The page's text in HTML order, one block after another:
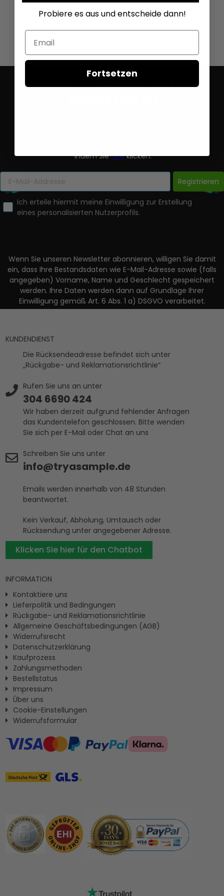
NICHT AUF LAGER
MELDEN SIE SICH FÜR UNSEREN
indem SieHIERklicken.
Registrieren
Ich erteile hiermit meine Einwilligung zur Erstellung
eines personalisierten Nutzerprofils.
Wenn Sie unseren Newsletter abonnieren, willigen Sie damit
ein, dass Ihre Bestandsdaten wie E-Mail-Adresse sowie (falls
angegeben) Vorname, Name und Geschlecht gespeichert
werden. Ihre Daten werden dann auf Grundlage Ihrer
Einwilligung gemäß Art. 6 Abs. 1 a) DSGVO verarbeitet.
KUNDENDIENST
Die Rücksendeadresse befindet sich unter
„Rückgabe- und Reklamationsrichtlinie“
Rufen Sie uns an unter
304 6690 424
Wir haben derzeit aufgrund fehlender Anfragen
das Kundentelefon geschlossen. Bitte wenden
Sie sich per E-Mail oder Chat an uns
Schreiben Sie uns unter
info@tryasample.de
Emails werden innerhalb von 48 Stunden
beantwortet.
Kein Verkauf, Abholung, Umtausch oder
Rücksendung unter angegebener Adresse.
Klicken Sie hier für den Chatbot
INFORMATION
Kontaktiere uns
Lieferpolitik und Bedingungen
Rückgabe- und Reklamationsrichtlinie
Allgemeine Geschäftsbedingungen (AGB)
Widerrufsrecht
Datenschutzerklärung
Kaufprozess
Zahlungsmethoden
Bestellstatus
Impressum
Ûber uns
Cookie-Einstellungen
Widerrufsformular
Probiere es aus und entscheide dann!
Email
Fortsetzen